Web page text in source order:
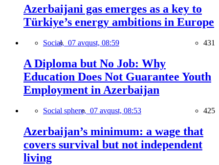
Azerbaijani gas emerges as a key to
Türkiye’s energy ambitions in Europe
Social, 07 avqust, 08:59 431
A Diploma but No Job: Why
Education Does Not Guarantee Youth
Employment in Azerbaijan
Social sphere, 07 avqust, 08:53 425
Azerbaijan’s minimum: a wage that
covers survival but not independent
living